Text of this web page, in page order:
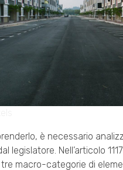
è necessario
legislatore. Nell’articolo
macro-categorie di